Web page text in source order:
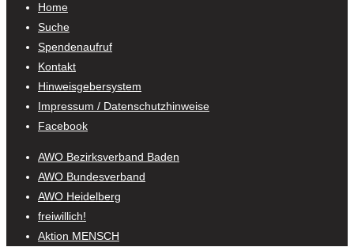
Home
Suche
Spendenaufruf
Kontakt
Hinweisgebersystem
Impressum / Datenschutzhinweise
Facebook
AWO Bezirksverband Baden
AWO Bundesverband
AWO Heidelberg
freiwillich!
Aktion MENSCH